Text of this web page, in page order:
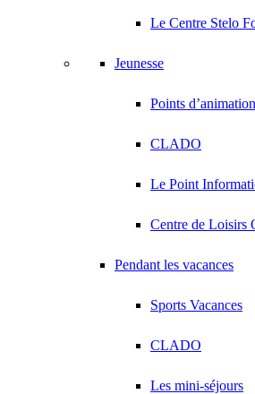
Le Centre Stelo
Jeunesse
Points
CLADO
Le Point
Centre de Loisirs
Pendant les vacances
Sports Vacances
CLADO
Les mini-séjours